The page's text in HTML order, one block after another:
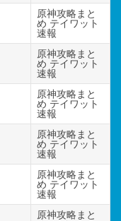
原神攻略まと
め テイワット
速報
原神攻略まと
め テイワット
速報
原神攻略まと
め テイワット
速報
原神攻略まと
め テイワット
速報
原神攻略まと
め テイワット
速報
原神攻略まと